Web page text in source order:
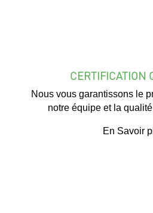
CERTIFICATION
Nous vous garantissons le
notre équipe et la
En Savoir